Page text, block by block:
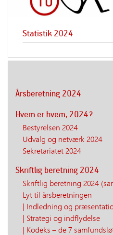
Statistik 2024
Årsberetning 2024
Hvem er hvem, 2024?
Bestyrelsen 2024
Udvalg og netværk 2024
Sekretariatet 2024
Skriftlig beretning 2024
Skriftlig beretning 2024
Lyt til årsberetningen
| Indledning og
| Strategi og indflydelse
| Kodeks – de 7